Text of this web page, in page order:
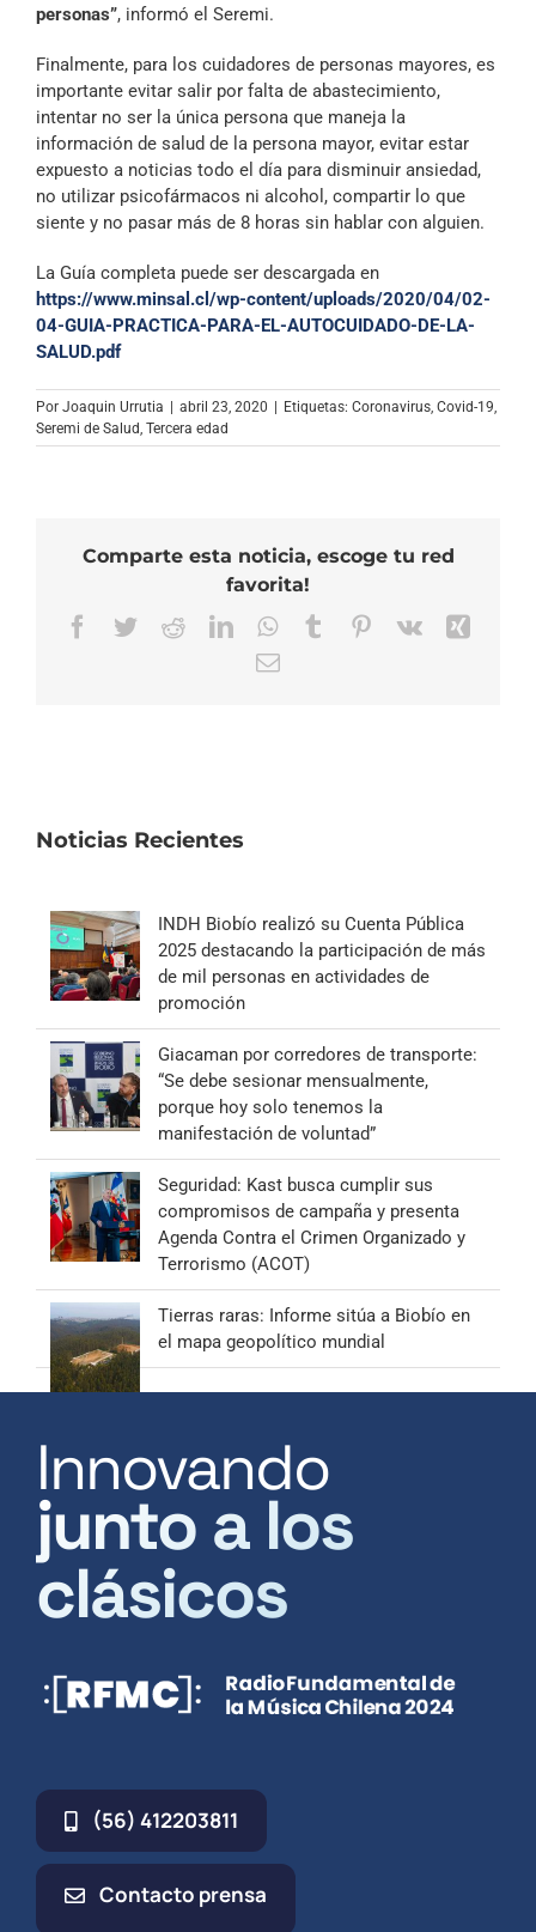
personas”, informó el Seremi.
Finalmente, para los cuidadores de personas mayores, es
importante evitar salir por falta de abastecimiento,
intentar no ser la única persona que maneja la
información de salud de la persona mayor, evitar estar
expuesto a noticias todo el día para disminuir ansiedad,
no utilizar psicofármacos ni alcohol, compartir lo que
siente y no pasar más de 8 horas sin hablar con alguien.
La Guía completa puede ser descargada en
https://www.minsal.cl/wp-content/uploads/2020/04/02-
04-GUIA-PRACTICA-PARA-EL-AUTOCUIDADO-DE-LA-
SALUD.pdf
Por Joaquin Urrutia | abril 23, 2020 | Etiquetas: Coronavirus Covid-19
Seremi de Salud Tercera edad
Comparte esta noticia, escoge tu red
favorita!
Facebook
TwitterRedditLinkedInWhatsApp
TumblrPinterest
Vk
Xing
Correo
Noticias Recientes
INDH Biobío realizó su Cuenta Pública
2025 destacando la participación de más
de mil personas en actividades de
promoción
Giacaman por corredores de transporte:
“Se debe sesionar mensualmente,
porque hoy solo tenemos la
manifestación de voluntad”
Seguridad: Kast busca cumplir sus
compromisos de campaña y presenta
Agenda Contra el Crimen Organizado y
Terrorismo (ACOT)
Tierras raras: Informe sitúa a Biobío en
el mapa geopolítico mundial
Innovando
junto a los
clásicos
(56) 412203811
Contacto prensa